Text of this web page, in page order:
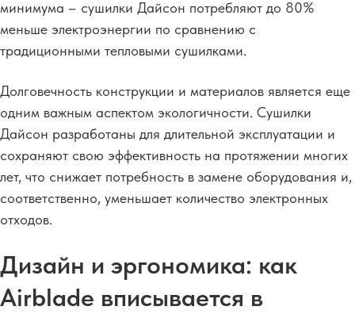
минимума – сушилки Дайсон потребляют до 80%
меньше электроэнергии по сравнению с
традиционными тепловыми сушилками.
Долговечность конструкции и материалов является еще
одним важным аспектом экологичности. Сушилки
Дайсон разработаны для длительной эксплуатации и
сохраняют свою эффективность на протяжении многих
лет, что снижает потребность в замене оборудования и,
соответственно, уменьшает количество электронных
отходов.
Дизайн и эргономика: как
Airblade вписывается в